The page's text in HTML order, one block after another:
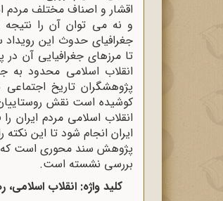
اقشار و اصناف مختلف مردم
و نه می توان آن را نتیجه
جغرافیای حدوث این رویداد
تا مرزهای جغرافیایی آن
انقلاب اسلامی محدود
پژوهشگران تاریخ اجتماعی
کوشیده است نقش
انقلاب اسلامی مردم ایران
ایران انجام شود تا این
بررسی نشسته است.
کلید واژه: انقلاب